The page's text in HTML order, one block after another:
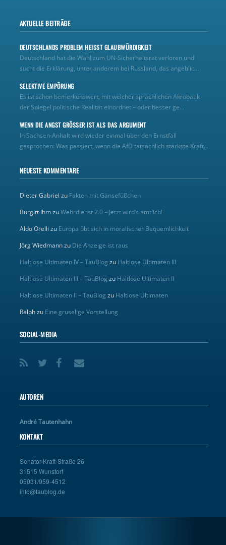
AKTUELLE BEITRÄGE
DEUTSCHLANDS PROBLEM HEISST GLAUBWÜRDIGKEIT
Deutschland hat die Wahl zum UN‑Sicherheitsrat verloren und
sucht die Erklärung, unter anderem bei Russland, das angeblic...
SELEKTIVE EMPÖRUNG
Es ist schon bemerkenswert, mit welcher sprachlichen Akrobatik
der Spiegel politische Realität einordnet – oder besser ge...
WENN DIE ANGST GRÖSSER IST ALS DAS ARGUMENT
In Sachsen-Anhalt wird wieder einmal über den Ernstfall
gesprochen: Was passiert, wenn die AfD tatsächlich stärkste Kraft...
NEUESTE KOMMENTARE
Dieter Gabriel zu Fakten mit Gänsefüßchen
Burgitt IhmzuWehrdienst 2.0 – Jetzt wird’s amtlich!
Aldo Orelli zu Europa übt sich in moralischer Bequemlichkeit
Jörg Wiedmannzu Die Anzeige ist raus
Haltlose Ultimaten IV – TauBlog zu Haltlose Ultimaten III
Haltlose Ultimaten III – TauBlog zu Haltlose Ultimaten II
Haltlose Ultimaten II – TauBlog zu Haltlose Ultimaten
Ralphzu Eine gruselige Vorstellung
SOCIAL-MEDIA
AUTOREN
André Tautenhahn
KONTAKT
Senator-Kraft-Straße 26
31515 Wunstorf
05031/959-4512
info@taublog.de